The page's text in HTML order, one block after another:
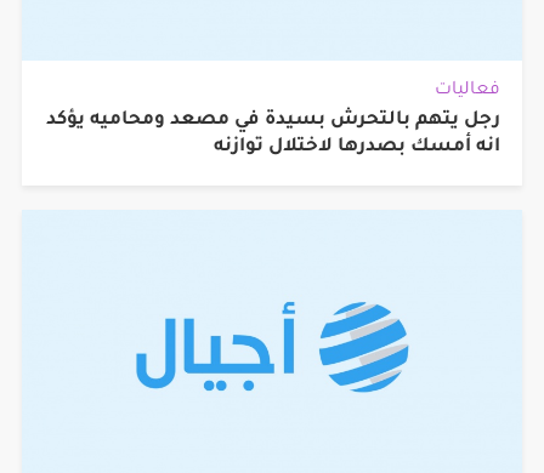
فعاليات
رجل يتهم بالتحرش بسيدة في مصعد ومحاميه يؤكد
انه أمسك بصدرها لاختلال توازنه